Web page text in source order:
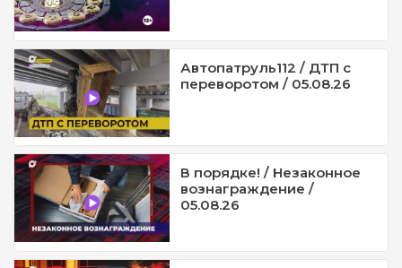
Автопатруль112 / ДТП с
переворотом / 05.08.26
В порядке! / Незаконное
вознаграждение /
05.08.26